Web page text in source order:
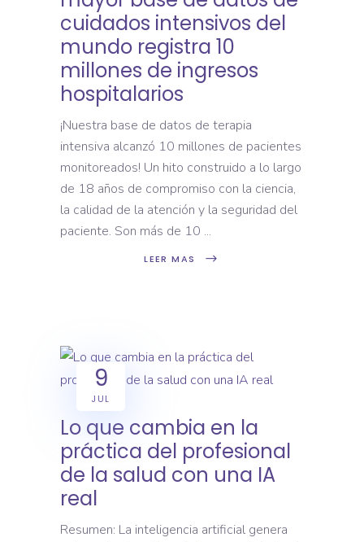
cuidados intensivos del
mundo registra 10
millones de ingresos
hospitalarios
¡Nuestra base de datos de terapia
intensiva alcanzó 10 millones de pacientes
monitoreados! Un hito construido a lo largo
de 18 años de compromiso con la ciencia,
la calidad de la atención y la seguridad del
paciente. Son más de 10
LEER MAS
9
JUL
Lo que cambia en la
práctica del profesional
de la salud con una IA
real
Resumen: La inteligencia artificial genera